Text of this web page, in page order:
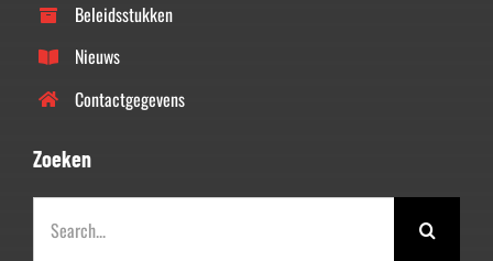
Beleidsstukken
Nieuws
Contactgegevens
Zoeken
naar: